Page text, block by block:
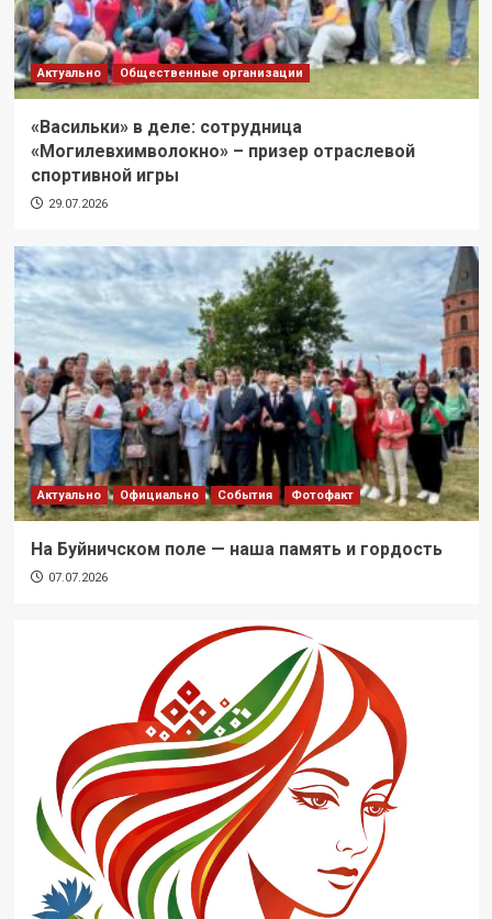
Актуально Общественные организации
«Васильки» в деле: сотрудница
«Могилевхимволокно» – призер отраслевой
спортивной игры
29.07.2026
Актуально Официально События Фотофакт
На Буйничском поле — наша память и гордость
07.07.2026